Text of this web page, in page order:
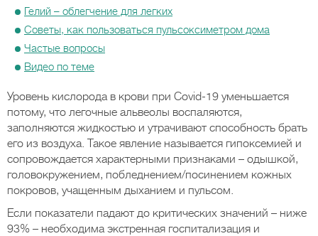
Гелий – облегчение для легких
Советы, как пользоваться пульсоксиметром дома
Частые вопросы
Видео по теме
Уровень кислорода в крови при Covid-19 уменьшается
потому, что легочные альвеолы воспаляются,
заполняются жидкостью и утрачивают способность брать
его из воздуха. Такое явление называется гипоксемией и
сопровождается характерными признаками – одышкой,
головокружением, побледнением/посинением кожных
покровов, учащенным дыханием и пульсом.
Если показатели падают до критических значений – ниже
93% – необходима экстренная госпитализация и